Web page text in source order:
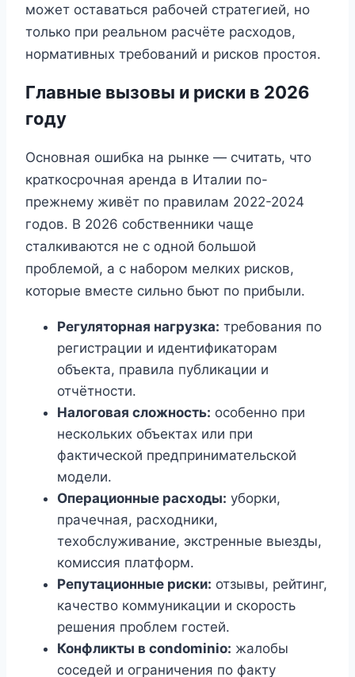
может оставаться рабочей стратегией, но
только при реальном расчёте расходов,
нормативных требований и рисков простоя.
Главные вызовы и риски в 2026
году
Основная ошибка на рынке — считать, что
краткосрочная аренда в Италии по-
прежнему живёт по правилам 2022-2024
годов. В 2026 собственники чаще
сталкиваются не с одной большой
проблемой, а с набором мелких рисков,
которые вместе сильно бьют по прибыли.
Регуляторная нагрузка: требования по
регистрации и идентификаторам
объекта, правила публикации и
отчётности.
Налоговая сложность: особенно при
нескольких объектах или при
фактической предпринимательской
модели.
Операционные расходы: уборки,
прачечная, расходники,
техобслуживание, экстренные выезды,
комиссия платформ.
Репутационные риски: отзывы, рейтинг,
качество коммуникации и скорость
решения проблем гостей.
Конфликты в condominio: жалобы
соседей и ограничения по факту